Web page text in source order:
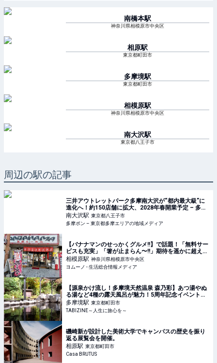
南橋本駅
神奈川県相模原市中央区
相原駅
東京都町田市
多摩境駅
東京都町田市
相模原駅
神奈川県相模原市中央区
南大沢駅
東京都八王子市
周辺の駅の記事
三井アウトレットパーク多摩南大沢が“都内最大級”に
進化へ！約150店舗に拡大、2028年春開業予定 – 多摩
ポン
南大沢駅 東京都八王子市
多摩ポン – 東京都多摩エリアの地域メディア
【バナナマンのせっかくグルメ!!】で話題！「無料サー
ビスも充実」「箸が止まらん〜!!」期待を遥かに超えた
激ウマ店 | ヨムーノ
相模原駅 神奈川県相模原市中央区
ヨムーノ - 生活総合情報メディア
【源泉かけ流し！多摩境天然温泉 森乃彩】あつ湯やぬ
る湯など4種の露天風呂が魅力！5周年記念イベント開
催｜町田市 | TABIZINE～人生に旅心を～
多摩境駅 東京都町田市
TABIZINE～人生に旅心を～
磯崎新が設計した美術大学でキャンパスの歴史を振り
返る展覧会を開催。
相原駅 東京都町田市
Casa BRUTUS